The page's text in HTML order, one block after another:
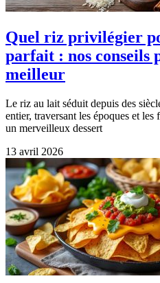
Quel riz privilégier
parfait : nos conseils
meilleur
Le riz au lait séduit depuis des
entier, traversant les époques et
un merveilleux dessert
13 avril 2026